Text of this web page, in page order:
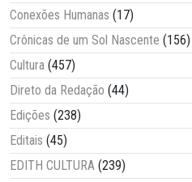
Conexões Humanas (17)
Crônicas de um Sol Nascente (156)
Cultura (457)
Direto da Redação (44)
Edições (238)
Editais (45)
EDITH CULTURA (239)